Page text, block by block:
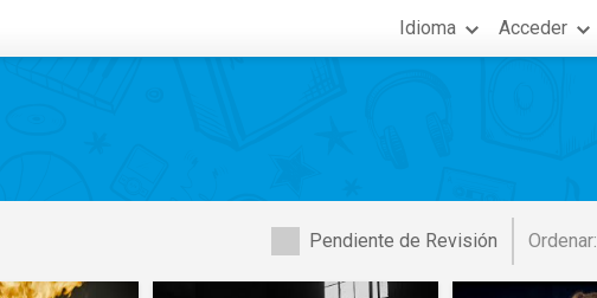
Idioma Acceder
Pendiente de Revisión Ordenar: